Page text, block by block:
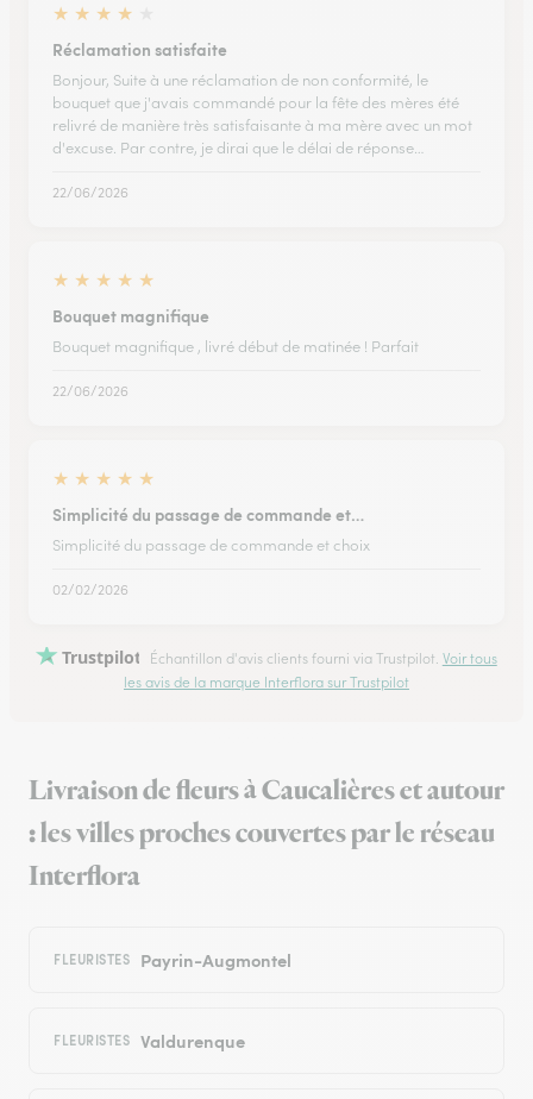
★ ★ ★ ★
Réclamation satisfaite
Bonjour, Suite à une réclamation de non conformité, le
bouquet que j'avais commandé pour la fête des mères été
relivré de manière très satisfaisante à ma mère avec un mot
d'excuse. Par contre, je dirai que le délai de réponse…
22/06/2026
★ ★ ★ ★ ★
Bouquet magnifique
Bouquet magnifique , livré début de matinée ! Parfait
22/06/2026
★ ★ ★ ★ ★
Simplicité du passage de commande et…
Simplicité du passage de commande et choix
02/02/2026
Trustpilot Échantillon d'avis clients fourni via Trustpilot. Voir tous
les avis de la marque Interflora sur Trustpilot
Livraison de fleurs à Caucalières et autour
: les villes proches couvertes par le réseau
Interflora
FLEURISTES Payrin-Augmontel
FLEURISTES Valdurenque